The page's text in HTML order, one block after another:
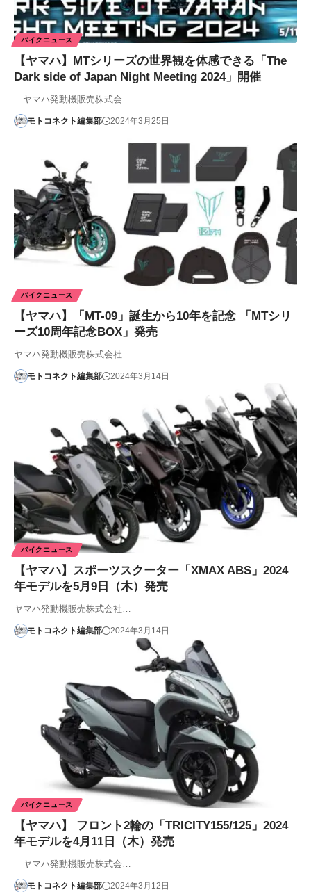
バイクニュース
【ヤマハ】MTシリーズの世界観を体感できる「The
Dark side of Japan Night Meeting 2024」開催
ヤマハ発動機販売株式会…
モトコネクト編集部 2024年3月25日
バイクニュース
【ヤマハ】「MT-09」誕生から10年を記念 「MTシリ
ーズ10周年記念BOX」発売
ヤマハ発動機販売株式会社…
モトコネクト編集部 2024年3月14日
バイクニュース
【ヤマハ】スポーツスクーター「XMAX ABS」2024
年モデルを5月9日（木）発売
ヤマハ発動機販売株式会社…
モトコネクト編集部 2024年3月14日
バイクニュース
【ヤマハ】 フロント2輪の「TRICITY155/125」2024
年モデルを4月11日（木）発売
ヤマハ発動機販売株式会…
モトコネクト編集部 2024年3月12日